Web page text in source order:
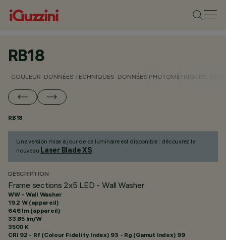
RB18
COULEUR DONNÉES TECHNIQUES DONNÉES PHOTOMÉTRIQUES
RB18
Une version mise à jour de ce luminaire est disponible : découvrez le
nouveau Laser Blade XS.
DESCRIPTION
Frame sections 2x5 LED - Wall Washer
WW - Wall Washer
19.2 W (appareil)
646 lm (appareil)
33.65 lm/W
3500 K
CRI 92 - Rf (Colour Fidelity Index) 93 - Rg (Gamut Index) 99